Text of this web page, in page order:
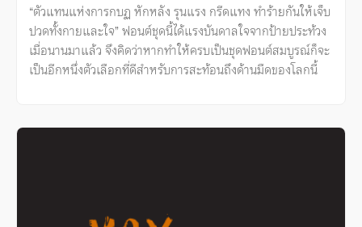
“ตัวแทนแห่งการกบฏ หักหลัง รุนแรง กรีดแทง ทำร้ายกันให้เจ็บ
ปวดทั้งกายและใจ” ฟอนต์ชุดนี้ได้แรงบันดาลใจจากป้ายประท้วง
เมื่อนานมาแล้ว จึงคิดว่าหากทำให้ครบเป็นชุดฟอนต์สมบูรณ์ก็จะ
เป็นอีกหนึ่งตัวเลือกที่ดีสำหรับการสะท้อนถึงด้านมืดของโลกนี้